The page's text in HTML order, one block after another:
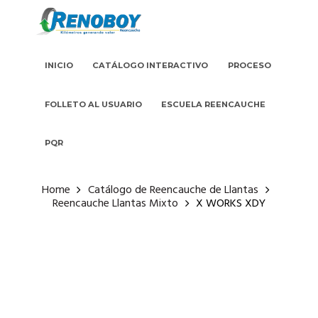
INICIO CATÁLOGO INTERACTIVO PROCESO
FOLLETO AL USUARIO ESCUELA REENCAUCHE
PQR
Home Catálogo de Reencauche de Llantas
Reencauche Llantas Mixto X WORKS XDY